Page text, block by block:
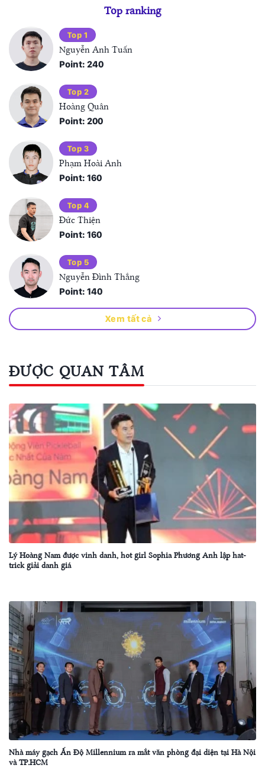
Top ranking
Top 1
Nguyễn Anh Tuấn
Point: 240
Top 2
Hoàng Quân
Point: 200
Top 3
Phạm Hoài Anh
Point: 160
Top 4
Đức Thiện
Point: 160
Top 5
Nguyễn Đình Thắng
Point: 140
Xem tất cả
ĐƯỢC QUAN TÂM
Lý Hoàng Nam được vinh danh, hot girl Sophia Phương Anh lập hat-
trick giải danh giá
Nhà máy gạch Ấn Độ Millennium ra mắt văn phòng đại diện tại Hà Nội
và TP.HCM